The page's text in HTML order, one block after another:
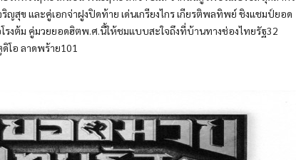
ญสุข และคู่เอกจ่าฝูงปิดท้าย เด่นเกรียงไกร เกียรติพลทิพย์ ชิงแชมป์ยอด
รงต้ม คู่มวยยอดฮิตพ.ศ.นี้ให้ชมแบบสะใจถึงที่บ้านทางช่องไทยรัฐ32
โอ ลาดพร้าย101